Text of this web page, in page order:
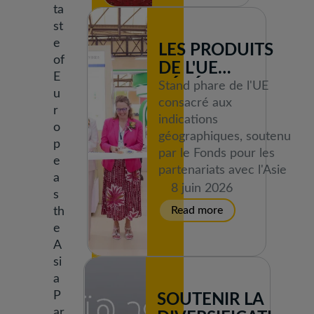
ta
st
e
of
E
u
r
o
p
e
a
s
th
e
A
si
a
P
LES PRODUITS
DE L'UE
BÉNÉFICIANT
D'UNE
INDICATION
GÉOGRAPHIQUE
(IG) BRILLENT
AU SIAL
SHANGHAI 2026
Stand phare de l'UE
consacré aux
indications
géographiques, soutenu
par le Fonds pour les
partenariats avec l'Asie
8 juin 2026
SOUTENIR LA